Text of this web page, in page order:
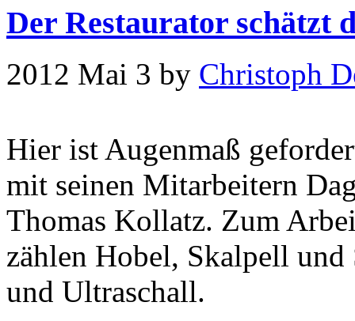
Der Restaurator schätzt
2012 Mai 3 by Christoph
Hier ist Augenmaß
mit seinen Mitarbeitern
Thomas Kollatz. Zum
zählen Hobel, Skalpell
und Ultraschall.